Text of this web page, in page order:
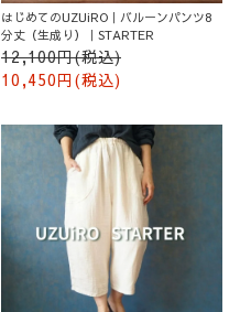
はじめてのUZUiRO｜バルーンパンツ8
分丈（生成り）｜STARTER
12,100円(税込)
10,450円(税込)